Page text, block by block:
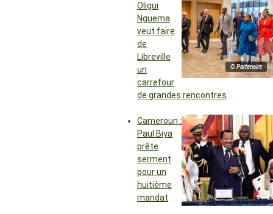
© Partenaire
Oligui
Nguema
veut faire
de
Libreville
un
carrefour
de grandes rencontres
Cameroun :
Paul Biya
prête
serment
pour un
huitième
mandat